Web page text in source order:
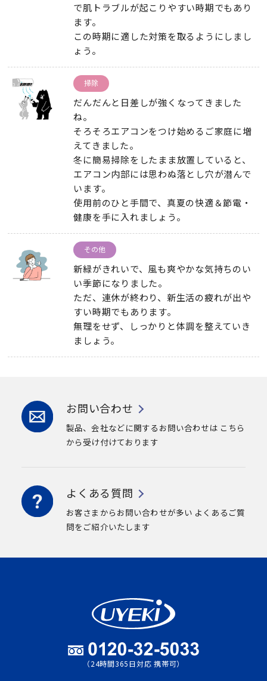
で肌トラブルが起こりやすい時期でもあり
ます。
この時期に適した対策を取るようにしまし
ょう。
掃除
だんだんと日差しが強くなってきました
ね。
そろそろエアコンをつけ始めるご家庭に増
えてきました。
冬に簡易掃除をしたまま放置していると、
エアコン内部には思わぬ落とし穴が潜んで
います。
使用前のひと手間で、真夏の快適＆節電・
健康を手に入れましょう。
その他
新緑がきれいで、風も爽やかな気持ちのい
い季節になりました。
ただ、連休が終わり、新生活の疲れが出や
すい時期でもあります。
無理をせず、しっかりと体調を整えていき
ましょう。
お問い合わせ
製品、会社などに関するお問い合わせは こちら
から受け付けております
よくある質問
お客さまからお問い合わせが多い よくあるご質
問をご紹介いたします
（24時間365日対応 携帯可）